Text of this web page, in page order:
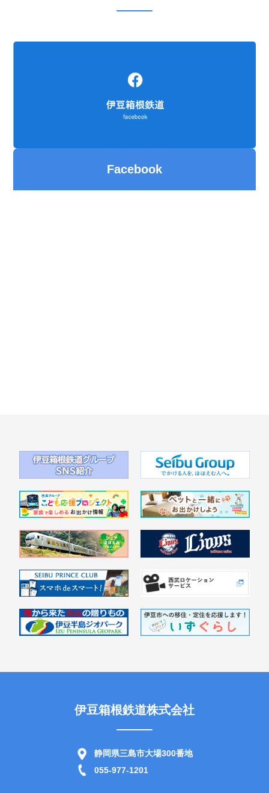
Facebook
伊豆箱根鉄道株式会社
静岡県三島市大場300番地
055-977-1201